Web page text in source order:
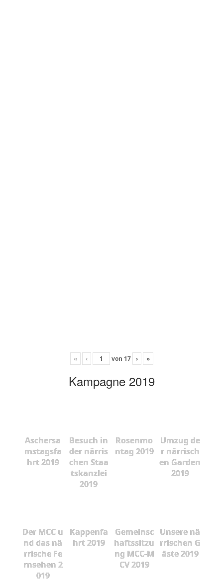
« ‹ von 17 › »
Kampagne 2019
Aschersa
mstagsfa
hrt 2019
Besuch in
der närris
chen Staa
tskanzlei
2019
Rosenmo
ntag 2019
Umzug de
r närrisch
en Garden
2019
Der MCC u
nd das nä
rrische Fe
rnsehen 2
019
Kappenfa
hrt 2019
Gemeinsc
haftssitzu
ng MCC-M
CV 2019
Unsere nä
rrischen G
äste 2019